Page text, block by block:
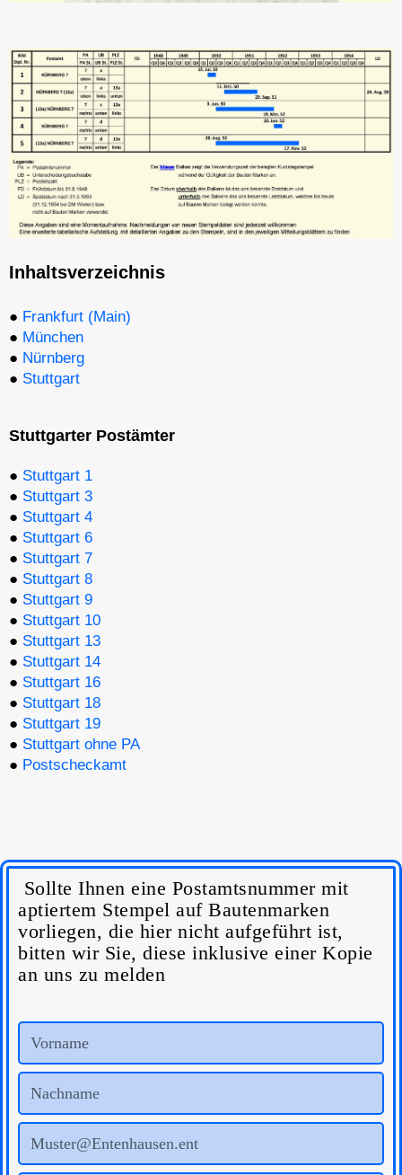
Inhaltsverzeichnis
● Frankfurt (Main)
● München
● Nürnberg
● Stuttgart
Stuttgarter Postämter
● Stuttgart 1
● Stuttgart 3
● Stuttgart 4
● Stuttgart 6
● Stuttgart 7
● Stuttgart 8
● Stuttgart 9
● Stuttgart 10
● Stuttgart 13
● Stuttgart 14
● Stuttgart 16
● Stuttgart 18
● Stuttgart 19
● Stuttgart ohne PA
● Postscheckamt
Sollte Ihnen eine Postamtsnummer mit
aptiertem Stempel auf Bautenmarken
vorliegen, die hier nicht aufgeführt ist,
bitten wir Sie, diese inklusive einer Kopie
an uns zu melden